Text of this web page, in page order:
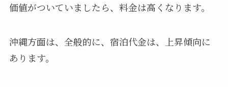
価値がついていましたら、料金は高くなります。
沖縄方面は、全般的に、宿泊代金は、上昇傾向に
あります。